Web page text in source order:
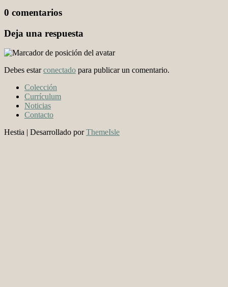
0 comentarios
Deja una respuesta
Debes estarconectado para publicar un comentario.
Colección
Currículum
Noticias
Contacto
Hestia | Desarrollado porThemeIsle